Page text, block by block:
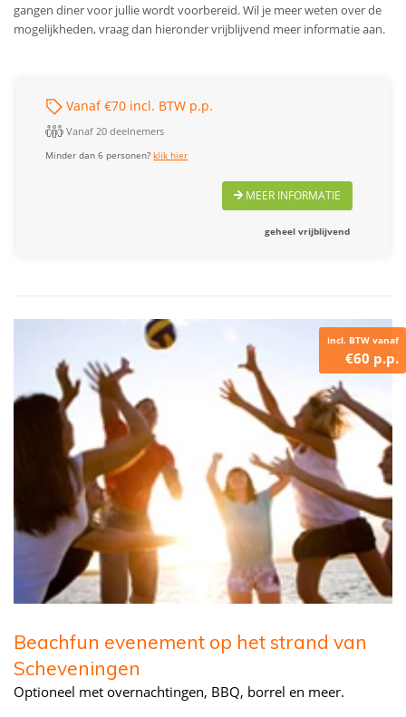
gangen diner voor jullie wordt voorbereid. Wil je meer weten over de
mogelijkheden, vraag dan hieronder vrijblijvend meer informatie aan.
Vanaf €70 incl. BTW p.p.
Vanaf 20 deelnemers
Minder dan 6 personen?klik hier
MEER INFORMATIE
geheel vrijblijvend
incl. BTW vanaf
€60 p.p.
Beachfun evenement op het strand van
Scheveningen
Optioneel met overnachtingen, BBQ, borrel en meer.